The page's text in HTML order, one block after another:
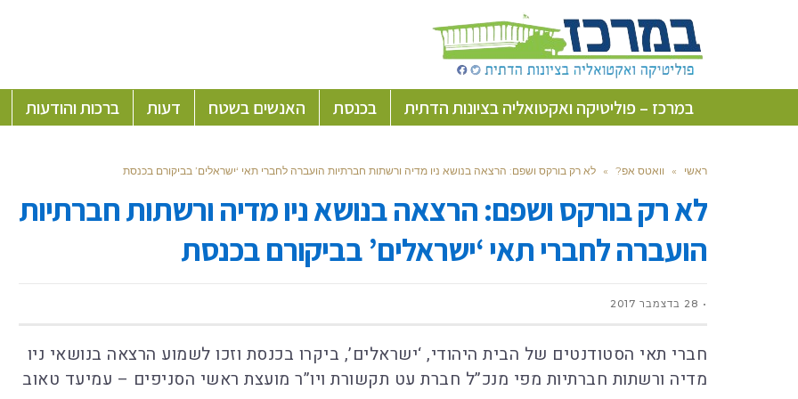
במרכז – פוליטיקה ואקטואליה בציונות הדתית בכנסת האנשים בשטח דעות ברכות והודעות
ראשי » וואטס אפ? » לא רק בורקס ושפם: הרצאה בנושא ניו מדיה ורשתות חברתיות הועברה לחברי תאי ‘ישראלים’ בביקורם בכנסת
לא רק בורקס ושפם: הרצאה בנושא ניו מדיה ורשתות חברתיות
הועברה לחברי תאי ‘ישראלים’ בביקורם בכנסת
28 בדצמבר 2017
חברי תאי הסטודנטים של הבית היהודי, ‘ישראלים’, ביקרו בכנסת וזכו לשמוע הרצאה בנושאי ניו
מדיה ורשתות חברתיות מפי מנכ”ל חברת עט תקשורת ויו”ר מועצת ראשי הסניפים – עמיעד טאוב